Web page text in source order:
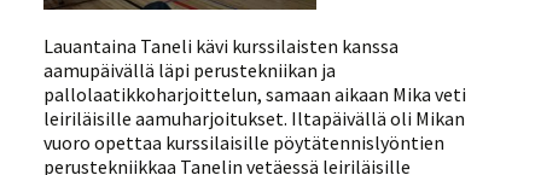
Lauantaina Taneli kävi kurssilaisten kanssa
aamupäivällä läpi perustekniikan ja
pallolaatikkoharjoittelun, samaan aikaan Mika veti
leiriläisille aamuharjoitukset. Iltapäivällä oli Mikan
vuoro opettaa kurssilaisille pöytätennislyöntien
perustekniikkaa Tanelin vetäessä leiriläisille